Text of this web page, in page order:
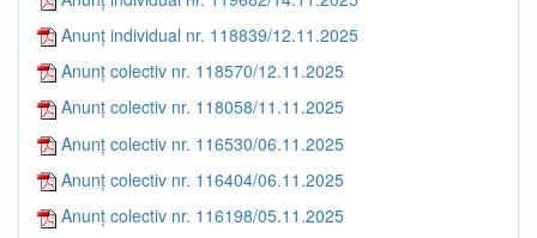
Anunț individual nr. 118839/12.11.2025
Anunț colectiv nr. 118570/12.11.2025
Anunț colectiv nr. 118058/11.11.2025
Anunț colectiv nr. 116530/06.11.2025
Anunț colectiv nr. 116404/06.11.2025
Anunț colectiv nr. 116198/05.11.2025